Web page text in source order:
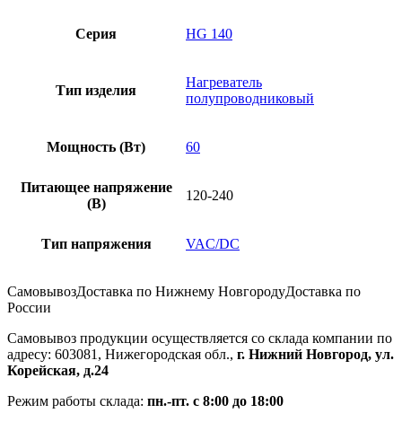
Серия HG 140
Тип изделия
Нагреватель
полупроводниковый
Мощность (Вт) 60
Питающее напряжение
(В)
120-240
Тип напряжения VAC/DC
СамовывозДоставка по Нижнему НовгородуДоставка по
России
Самовывоз продукции осуществляется со склада компании по
адресу: 603081, Нижегородская обл., г. Нижний Новгород, ул.
Корейская, д.24
Режим работы склада: пн.-пт. с 8:00 до 18:00